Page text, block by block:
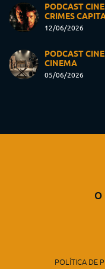
PODCAST
CRIMES
12/06/2026
PODCAST
CINEMA
05/06/2026
O
POLÍTICA DE